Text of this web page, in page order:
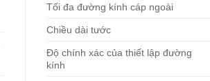
Tối đa đường kính cáp ngoài
Chiều dài tước
Độ chính xác của thiết lập đường
kính